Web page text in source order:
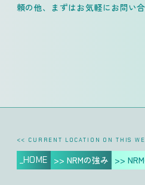
頼の他、
まずはお気軽にお問い
_HOME >> NRMの強み >>
<< CURRENT LOCATION ON THIS